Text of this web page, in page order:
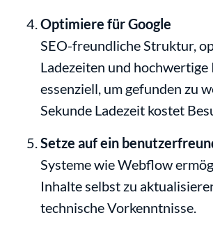
Optimiere für Google
SEO-freundliche Struktur,
Ladezeiten und hochwertige
essenziell, um gefunden zu
Sekunde Ladezeit kostet
Setze auf ein
Systeme wie Webflow
Inhalte selbst zu
technische Vorkenntnisse.